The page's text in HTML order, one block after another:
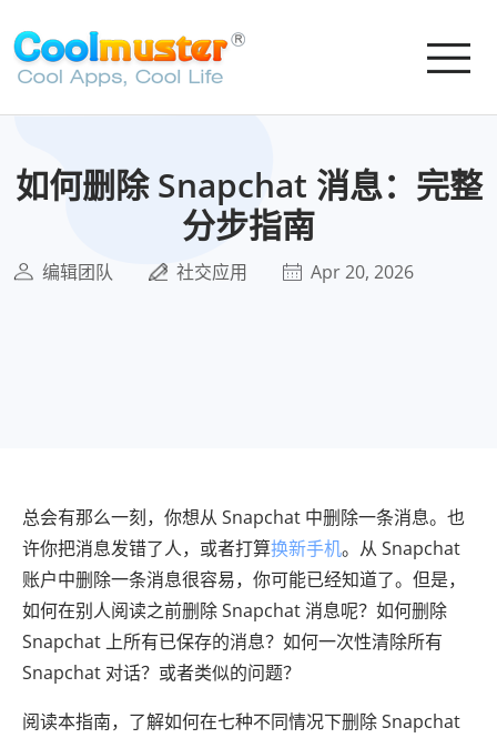
如何删除 Snapchat 消息：完整
分步指南
编辑团队 社交应用 Apr 20, 2026
总会有那么一刻，你想从 Snapchat 中删除一条消息。也
许你把消息发错了人，或者打算换新手机。从 Snapchat
账户中删除一条消息很容易，你可能已经知道了。但是，
如何在别人阅读之前删除 Snapchat 消息呢？如何删除
Snapchat 上所有已保存的消息？如何一次性清除所有
Snapchat 对话？或者类似的问题？
阅读本指南，了解如何在七种不同情况下删除 Snapchat